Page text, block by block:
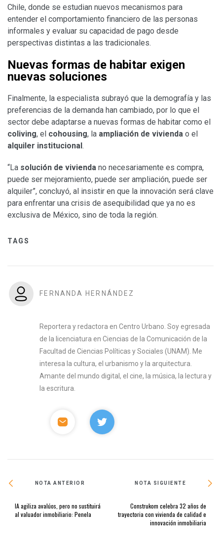
Chile, donde se estudian nuevos mecanismos para
entender el comportamiento financiero de las personas
informales y evaluar su capacidad de pago desde
perspectivas distintas a las tradicionales.
Nuevas formas de habitar exigen
nuevas soluciones
Finalmente, la especialista subrayó que la demografía y las
preferencias de la demanda han cambiado, por lo que el
sector debe adaptarse a nuevas formas de habitar como el
coliving, el cohousing, la ampliación de vivienda o el
alquiler institucional.
“La solución de vivienda no necesariamente es compra,
puede ser mejoramiento, puede ser ampliación, puede ser
alquiler”, concluyó, al insistir en que la innovación será clave
para enfrentar una crisis de asequibilidad que ya no es
exclusiva de México, sino de toda la región.
TAGS
FERNANDA HERNÁNDEZ
Reportera y redactora en Centro Urbano. Soy egresada
de la licenciatura en Ciencias de la Comunicación de la
Facultad de Ciencias Políticas y Sociales (UNAM). Me
interesa la cultura, el urbanismo y la arquitectura.
Amante del mundo digital, el cine, la música, la lectura y
la escritura.
NOTA ANTERIOR
IA agiliza avalúos, pero no sustituirá
al valuador inmobiliario: Penela
NOTA SIGUIENTE
Construkom celebra 32 años de
trayectoria con vivienda de calidad e
innovación inmobiliaria